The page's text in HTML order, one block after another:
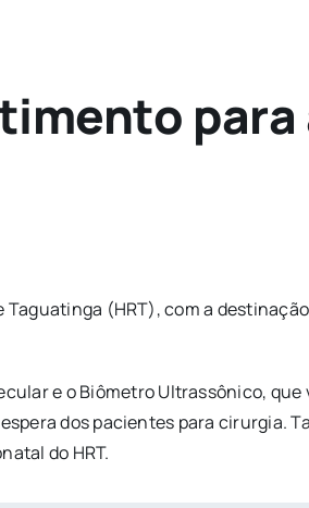
para
(HRT), com a destinação
e o Biômetro Ultrassônico,
dos pacientes para cirurgia.
do HRT.